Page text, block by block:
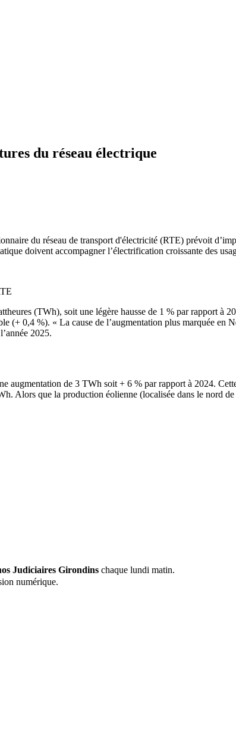
du réseau électrique
du réseau de transport d'électricité (RTE) prévoit
doivent accompagner l’électrification croissante des
(TWh), soit une légère hausse de 1 % par rapport à
(+ 0,4 %). « La cause de l’augmentation plus marquée en
2025.
augmentation de 3 TWh soit + 6 % par rapport à 2024.
Alors que la production éolienne (localisée dans le nord
Judiciaires Girondins chaque lundi matin.
numérique.